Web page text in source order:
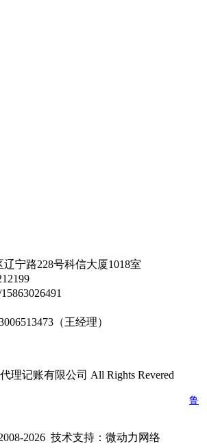
宁路228号科信大厦1018室
（王经理）
理记账有限公司 All Rights Revered
鲁
2026 技术支持：微动力网络